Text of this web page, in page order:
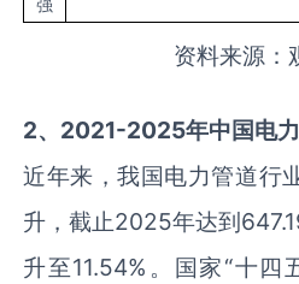
强
资料来源：
2、2021-2025年中国电
近年来，我国电力管道行
升，截止2025年达到
升至11.54%。国家“十四